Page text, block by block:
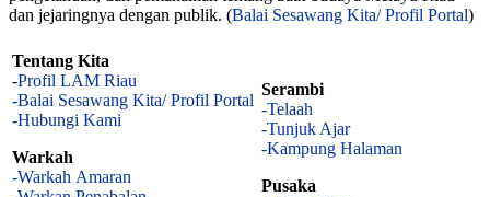
dan jejaringnya dengan publik. (Balai Sesawang Kita/ Profil Portal)
Tentang Kita
-Profil LAM Riau
-Balai Sesawang Kita/ Profil Portal
-Hubungi Kami
Warkah
-Warkah Amaran
Serambi
-Telaah
-Tunjuk Ajar
-Kampung Halaman
Pusaka